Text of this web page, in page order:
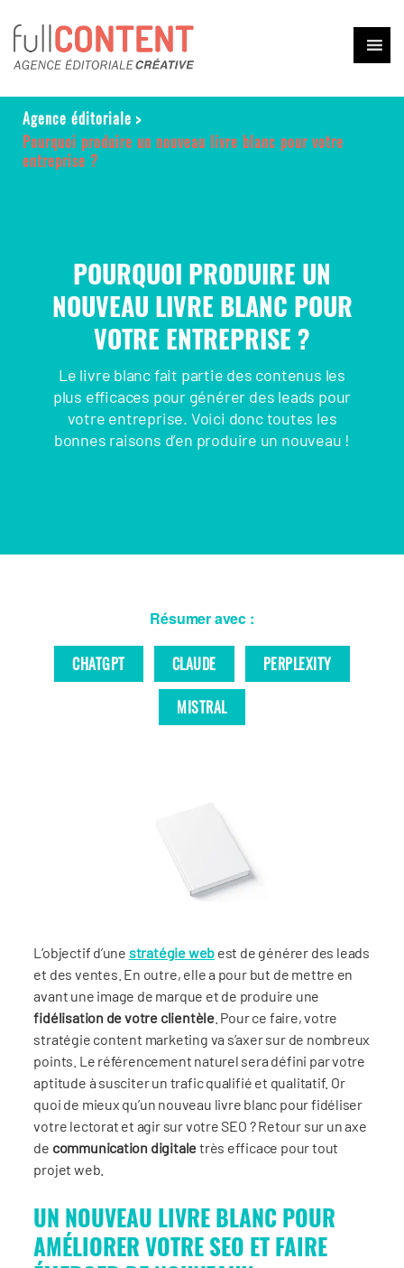
Agence éditoriale >
Pourquoi produire un nouveau livre blanc pour votre
entreprise ?
POURQUOI PRODUIRE UN
NOUVEAU LIVRE BLANC POUR
VOTRE ENTREPRISE ?
Le livre blanc fait partie des contenus les
plus efficaces pour générer des leads pour
votre entreprise. Voici donc toutes les
bonnes raisons d’en produire un nouveau !
Résumer avec :
CHATGPT CLAUDE
PERPLEXITY
MISTRAL
L’objectif d’une stratégie web est de générer des leads
et des ventes. En outre, elle a pour but de mettre en
avant une image de marque et de produire une
fidélisation de votre clientèle. Pour ce faire, votre
stratégie content marketing va s’axer sur de nombreux
points. Le référencement naturel sera défini par votre
aptitude à susciter un trafic qualifié et qualitatif. Or
quoi de mieux qu’un nouveau livre blanc pour fidéliser
votre lectorat et agir sur votre SEO ? Retour sur un axe
de communication digitaletrès efficace pour tout
projet web.
UN NOUVEAU LIVRE BLANC POUR
AMÉLIORER VOTRE SEO ET FAIRE